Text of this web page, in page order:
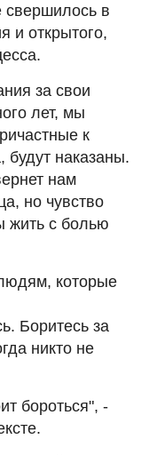
свершилось в
и открытого,
за свои
лет, мы
к
будут наказаны.
нам
но чувство
жить с болью
которые
Боритесь за
никто не
бороться", -